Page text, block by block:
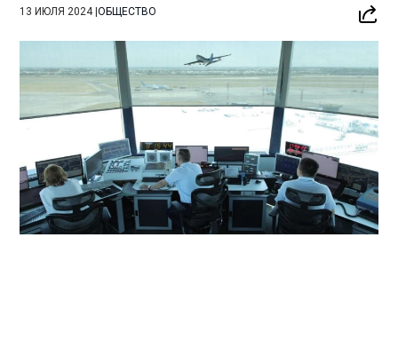
13 ИЮЛЯ 2024|ОБЩЕСТВО